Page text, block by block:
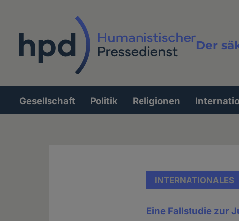
Der
Hauptnavigation
Gesellschaft Politik Religionen
INTERNATIONALES
Eine Fallstudie zur